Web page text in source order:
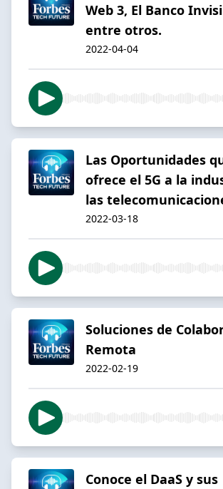
Web 3, El Banco
entre otros.
2022-04-04
Las Oportunidades
ofrece el 5G a la
las
2022-03-18
Soluciones de
Remota
2022-02-19
Conoce el DaaS y sus